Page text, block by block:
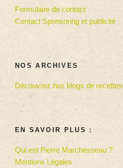
Formulaire de contact
Contact Sponsoring et publicité
NOS ARCHIVES
Découvrez nos blogs de recettes
EN SAVOIR PLUS :
Qui est Pierre Marchesseau ?
Mentions Légales